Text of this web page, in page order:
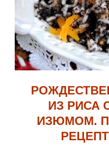
ИЗ РИСА
ИЗЮМОМ.